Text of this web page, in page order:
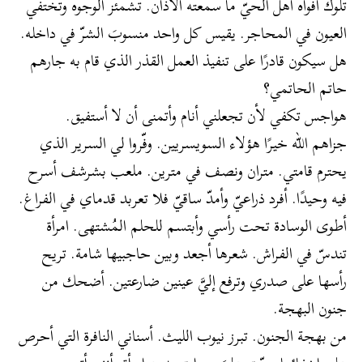
العيون في المحاجر. يقيس كل واحد منسوبَ الشرّ في داخله.
هل سيكون قادرًا على تنفيذ العمل القذر الذي قام به جارهم
حاتم الحاتمي؟
هواجس تكفي لأن تجعلني أنام وأتمنى أن لا أستفيق.
جزاهم الله خيرًا هؤلاء السويسريين. وفّروا لي السرير الذي
يحترم قامتي. متران ونصف في مترين. ملعب بشرشف أسرح
فيه وحيدًا. أفرد ذراعيّ وأمدّ ساقيّ فلا تعربد قدماي في الفراغ.
أطوى الوسادة تحت رأسي وأبتسم للحلم المُشتهى. امرأة
تندسّ في الفراش. شعرها أجعد وبين حاجبيها شامة. تريح
رأسها على صدري وترفع إليَّ عينين ضارعتين. أضحك من
جنون البهجة.
من بهجة الجنون. تبرز نيوب الليث. أسناني النافرة التي أحرص